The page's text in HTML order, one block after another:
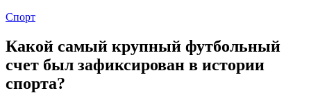
Спорт
Какой самый крупный футбольный
счет был зафиксирован в истории
спорта?